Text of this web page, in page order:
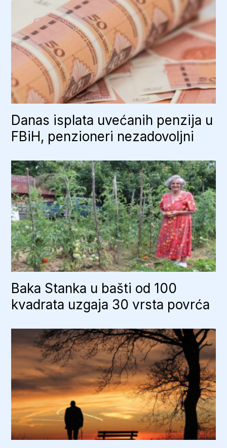
Danas isplata uvećanih penzija u
FBiH, penzioneri nezadovoljni
Baka Stanka u bašti od 100
kvadrata uzgaja 30 vrsta povrća